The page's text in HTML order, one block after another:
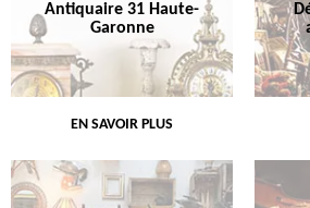
Antiquaire 31 Haute-
Garonne
EN SAVOIR PLUS